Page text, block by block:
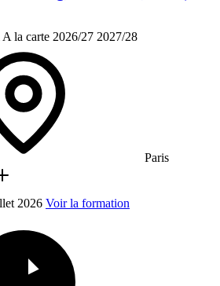
A la carte 2026/27 2027/28
Paris
2026 Voir la formation